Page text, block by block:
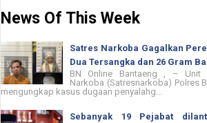
News Of This Week
Satres Narkoba Gagalkan
Dua Tersangka dan 26 Gram
BN Online Bantaeng , – Unit
Narkoba (Satresnarkoba) Polres
mengungkap kasus dugaan penyalahg...
Sebanyak 19 Pejabat